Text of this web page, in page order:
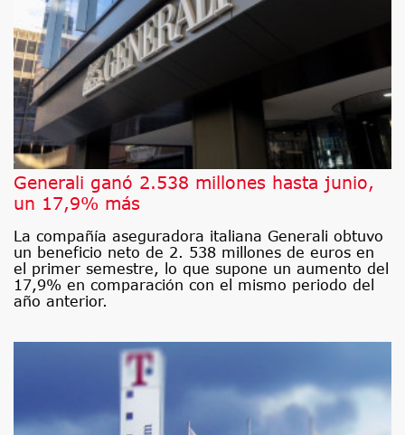
Generali ganó 2.538 millones hasta junio,
un 17,9% más
La compañía aseguradora italiana Generali obtuvo
un beneficio neto de 2. 538 millones de euros en
el primer semestre, lo que supone un aumento del
17,9% en comparación con el mismo periodo del
año anterior.